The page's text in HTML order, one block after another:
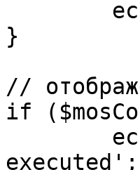
}
//
if
executed';